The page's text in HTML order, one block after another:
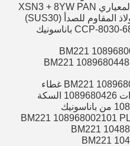
باناسونيك BM221 آلة التنسيب المعياري XSN3 + 8YW PAN
N222CCP8-385 موصل CCP-8030-682HC باناسونيك
آلة وضع الوحدات من باناسونيك BM221 1089680448